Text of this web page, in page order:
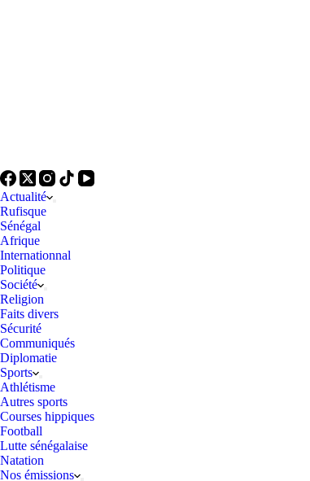
Actualité
Rufisque
Sénégal
Afrique
Internationnal
Politique
Société
Religion
Faits divers
Sécurité
Communiqués
Diplomatie
Sports
Athlétisme
Autres sports
Courses hippiques
Football
Lutte sénégalaise
Natation
Nos émissions